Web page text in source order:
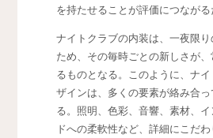
を持たせることが評価につながる
ナイトクラブの内装は、一夜限
ため、その毎時ごとの新しさが
るものとなる。このように、ナ
ザインは、多くの要素が絡み合
る。照明、色彩、音響、素材、
ドへの柔軟性など、詳細にこだ